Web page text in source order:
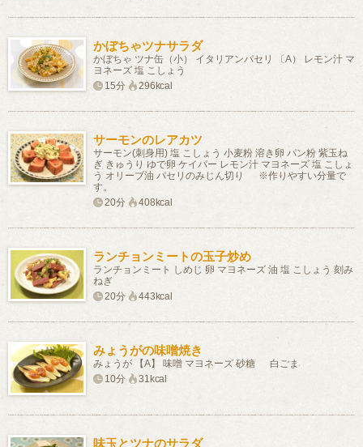
かぼちゃツナサラダ
かぼちゃ ツナ缶（小） イタリアンパセリ 〔A） レモン汁 マ
ヨネーズ 塩 こしょう
15分
296kcal
サーモンのレアカツ
サーモン(刺身用) 塩 こしょう 小麦粉 溶き卵 パン粉 紫玉ね
ぎ きゅうり ゆで卵 ケイパー レモン汁 マヨネーズ 塩 こしょ
う オリーブ油 パセリのみじん切り ※作りやすい分量で
す。
20分
408kcal
ランチョンミートの玉子炒め
ランチョンミート しめじ 卵 マヨネーズ 油 塩 こしょう 刻み
ねぎ
20分
443kcal
みょうがの味噌焼き
みょうが 【A】 味噌 マヨネーズ 砂糖 白ごま
10分
31kcal
味玉とツナのサラダ